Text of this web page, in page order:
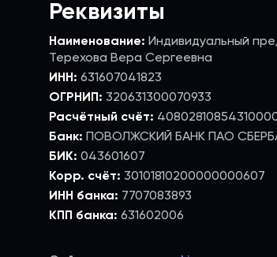
Реквизиты
Наименование: Индивидуальный
Терехова Вера Сергеевна
ИНН: 631607041823
ОГРНИП: 320631300070933
Расчётный счёт:
Банк: ПОВОЛЖСКИЙ БАНК ПАО
БИК: 043601607
Корр. счёт: 30101810200000000607
ИНН банка: 7707083893
КПП банка: 631602006